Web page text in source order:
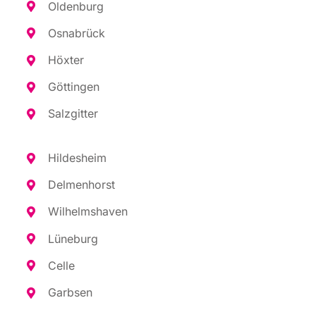
Olden­burg
Osna­brück
Höx­ter
Göt­tin­gen
Salz­git­ter
Hil­des­heim
Del­men­horst
Wil­helms­ha­ven
Lüne­burg
Cel­le
Garb­sen